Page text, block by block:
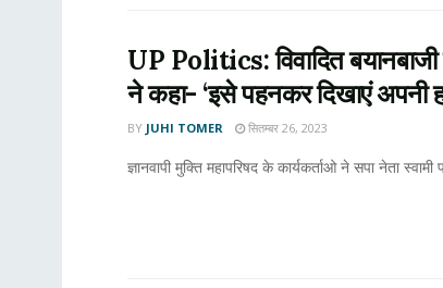
UP Politics: विवादित बयानबाजी
ने कहा- ‘इसे पहनकर दिखाएं अपनी
BY JUHI TOMER सितम्बर 26, 2023
ज्ञानवापी मुक्ति महापरिषद के कार्यकर्ताओ ने सपा नेता